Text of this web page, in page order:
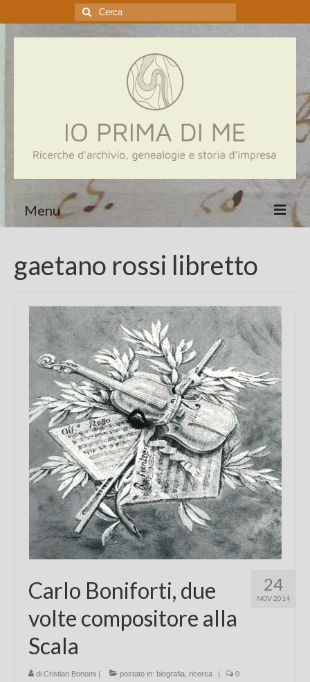
Cerca:
Menu
Genealogia
Aziende
Chi sono
FAQ
Contatti
gaetano rossi libretto
24
NOV 2014
Carlo Boniforti, due
volte compositore alla
Scala
di Cristian Bonomi | postato in: biografia ricerca | 0